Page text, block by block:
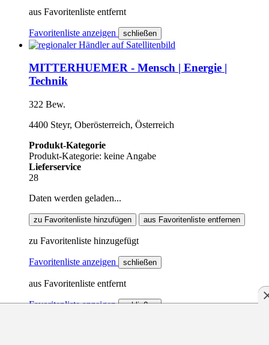
aus Favoritenliste entfernt
Favoritenliste anzeigen schließen
MITTERHUEMER - Mensch | Energie |
Technik
322 Bew.
4400 Steyr, Oberösterreich, Österreich
Produkt-Kategorie
Produkt-Kategorie: keine Angabe
Lieferservice
28
Daten werden geladen...
zu Favoritenliste hinzufügen aus Favoritenliste entfernen
zu Favoritenliste hinzugefügt
Favoritenliste anzeigen schließen
aus Favoritenliste entfernt
Favoritenliste anzeigen schließen